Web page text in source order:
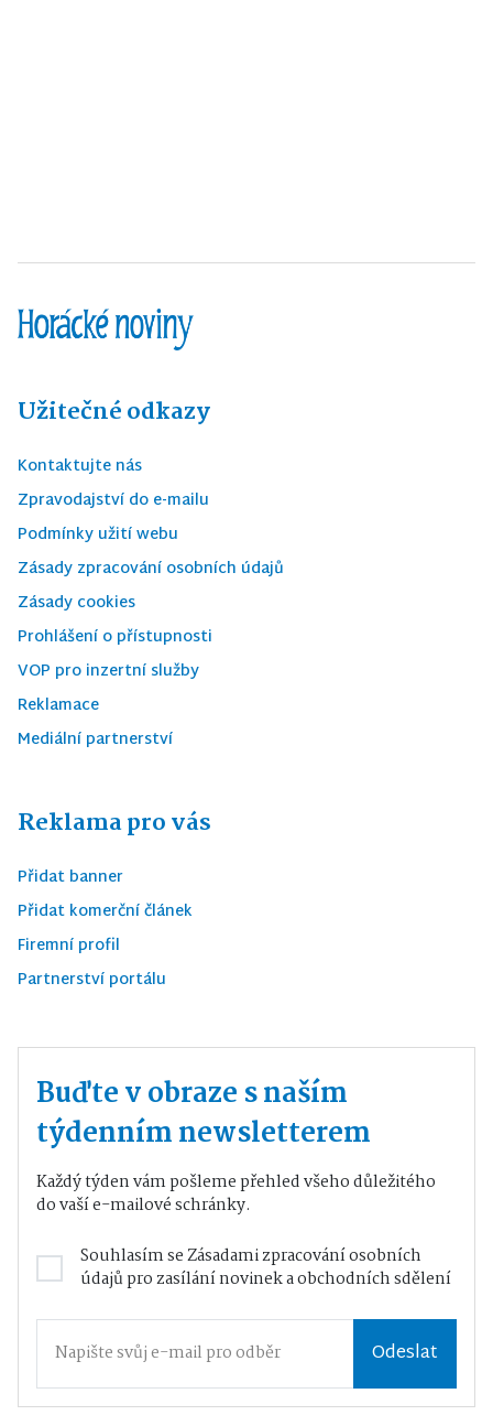
Užitečné odkazy
Kontaktujte nás
Zpravodajství do e-mailu
Podmínky užití webu
Zásady zpracování osobních údajů
Zásady cookies
Prohlášení o přístupnosti
VOP pro inzertní služby
Reklamace
Mediální partnerství
Reklama pro vás
Přidat banner
Přidat komerční článek
Firemní profil
Partnerství portálu
Buďte v obraze s naším
týdenním newsletterem
Každý týden vám pošleme přehled všeho důležitého
do vaší e-mailové schránky.
Souhlasím seZásadami zpracování osobních
údajůpro zasílání novinek a obchodních sdělení
Odeslat